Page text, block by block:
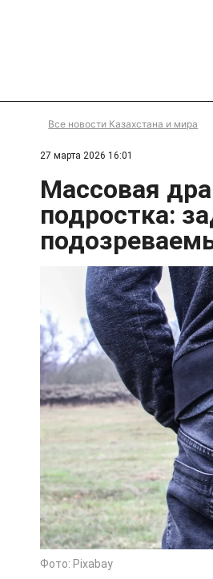
Все новости Казахстана и мира
27 марта 2026 16:01
Массовая
подростка:
Фото: Pixabay